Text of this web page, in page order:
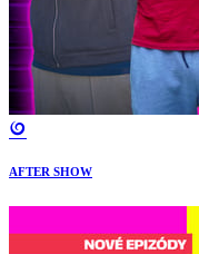
AFTER SHOW